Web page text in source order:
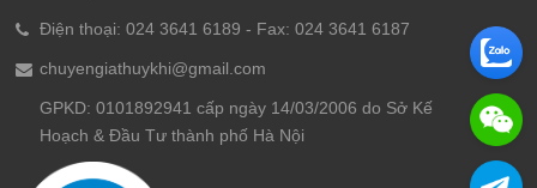
Điện thoại: 024 3641 6189 - Fax: 024 3641 6187
chuyengiathuykhi@gmail.com
GPKD: 0101892941 cấp ngày 14/03/2006 do Sở Kế
Hoạch & Đầu Tư thành phố Hà Nội